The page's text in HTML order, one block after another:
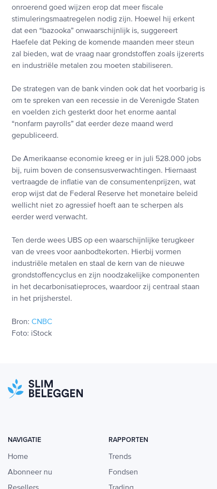
onroerend goed wijzen erop dat meer fiscale
stimuleringsmaatregelen nodig zijn. Hoewel hij erkent
dat een “bazooka” onwaarschijnlijk is, suggereert
Haefele dat Peking de komende maanden meer steun
zal bieden, wat de vraag naar grondstoffen zoals ijzererts
en industriële metalen zou moeten stabiliseren.
De strategen van de bank vinden ook dat het voorbarig is
om te spreken van een recessie in de Verenigde Staten
en voelden zich gesterkt door het enorme aantal
“nonfarm payrolls” dat eerder deze maand werd
gepubliceerd.
De Amerikaanse economie kreeg er in juli 528.000 jobs
bij, ruim boven de consensusverwachtingen. Hiernaast
vertraagde de inflatie van de consumentenprijzen, wat
erop wijst dat de Federal Reserve het monetaire beleid
wellicht niet zo agressief hoeft aan te scherpen als
eerder werd verwacht.
Ten derde wees UBS op een waarschijnlijke terugkeer
van de vrees voor aanbodtekorten. Hierbij vormen
industriële metalen en staal de kern van de nieuwe
grondstoffencyclus en zijn noodzakelijke componenten
in het decarbonisatieproces, waardoor zij centraal staan
in het prijsherstel.
Bron: CNBC
Foto: iStock
NAVIGATIE
Home
Abonneer nu
RAPPORTEN
Trends
Fondsen